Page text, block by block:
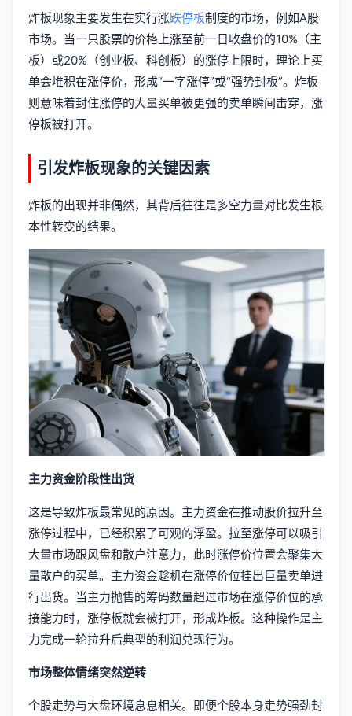
炸板现象主要发生在实行涨跌停板制度的市场，例如A股
市场。当一只股票的价格上涨至前一日收盘价的10%（主
板）或20%（创业板、科创板）的涨停上限时，理论上买
单会堆积在涨停价，形成“一字涨停”或“强势封板”。炸板
则意味着封住涨停的大量买单被更强的卖单瞬间击穿，涨
停板被打开。
引发炸板现象的关键因素
炸板的出现并非偶然，其背后往往是多空力量对比发生根
本性转变的结果。
主力资金阶段性出货
这是导致炸板最常见的原因。主力资金在推动股价拉升至
涨停过程中，已经积累了可观的浮盈。拉至涨停可以吸引
大量市场跟风盘和散户注意力，此时涨停价位置会聚集大
量散户的买单。主力资金趁机在涨停价位挂出巨量卖单进
行出货。当主力抛售的筹码数量超过市场在涨停价位的承
接能力时，涨停板就会被打开，形成炸板。这种操作是主
力完成一轮拉升后典型的利润兑现行为。
市场整体情绪突然逆转
个股走势与大盘环境息息相关。即便个股本身走势强劲封